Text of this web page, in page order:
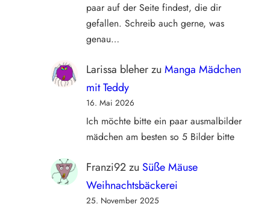
paar auf der Seite findest, die dir
gefallen. Schreib auch gerne, was
genau…
Larissa bleherzu Manga Mädchen
mit Teddy
16. Mai 2026
Ich möchte bitte ein paar ausmalbilder
mädchen am besten so 5 Bilder bitte
Franzi92zu Süße Mäuse
Weihnachtsbäckerei
25. November 2025